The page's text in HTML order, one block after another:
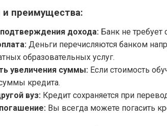
и преимущества:
дохода: Банк не требует
Деньги перечисляются банком
образовательных услуг.
увеличения суммы: Если стоимость
кредита.
вуз: Кредит сохраняется при
Вы всегда можете погасить